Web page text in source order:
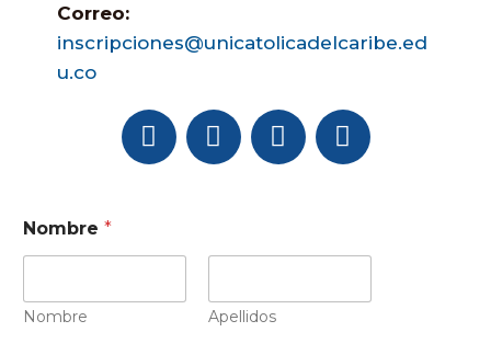
Correo:
inscripciones@unicatolicadelcaribe.ed
u.co
Nombre *
Nombre Apellidos